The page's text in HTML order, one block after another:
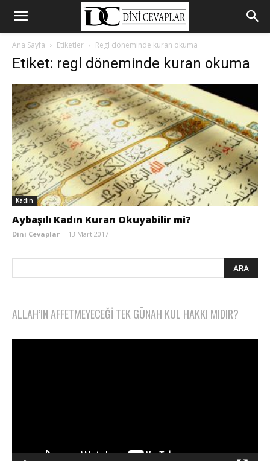
Ana Sayfa Etiketler Regl döneminde kuran okuma
Etiket: regl döneminde kuran okuma
Kadın
Aybaşılı Kadın Kuran Okuyabilir mi?
Dini Cevaplar - 13 Mart 2017
ALLAH’IN AFFETMEYECEĞI TEK GÜNAH KUL HAKKI MIDIR?